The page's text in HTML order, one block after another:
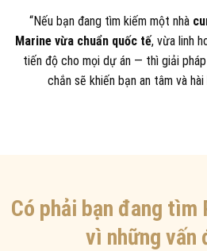
“Nếu bạn đang tìm kiếm một nhà
Marine vừa chuẩn quốc tế, vừa linh
tiến độ cho mọi dự án — thì giải
chắn sẽ khiến bạn an tâm và
Có phải bạn đang tìm
vì những vấn